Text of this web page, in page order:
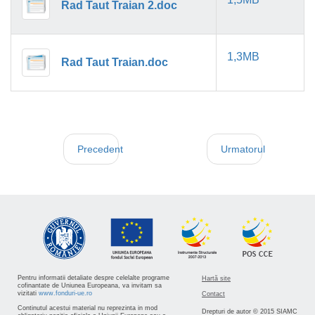
Rad Taut Traian 2.doc
Rad Taut Traian.doc 1,3MB
Precedent Urmatorul
Pentru informatii detaliate despre celelalte programe
cofinantate de Uniunea Europeana, va invitam sa
vizitati www.fonduri-ue.ro
Continutul acestui material nu reprezinta in mod
Hartă site
Contact
Drepturi de autor © 2015 SIAMC